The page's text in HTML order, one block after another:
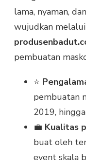
lama, nyaman,
wujudkan
pembuatan
⭐
pembuatan
2019,
💼 Kualitas
buat oleh
event skala